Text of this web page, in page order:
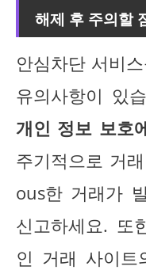
해제 후 주의할
안심차단 서비
유의사항이 있
개인 정보 보호
주기적으로 거
ous한 거래가
신고하세요. 또
인 거래 사이트